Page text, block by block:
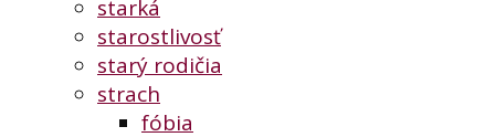
starká
starostlivosť
starý rodičia
strach
fóbia